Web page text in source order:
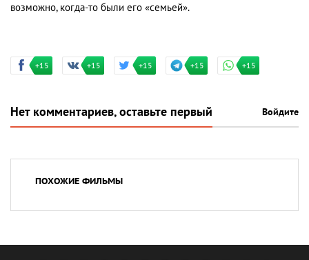
возможно, когда-то были его «семьей».
+15 +15 +15 +15 +15
Нет комментариев, оставьте первый Войдите
ПОХОЖИЕ ФИЛЬМЫ